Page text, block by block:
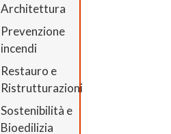
Architettura
Prevenzione
incendi
Restauro e
Ristrutturazioni
Sostenibilità e
Bioedilizia